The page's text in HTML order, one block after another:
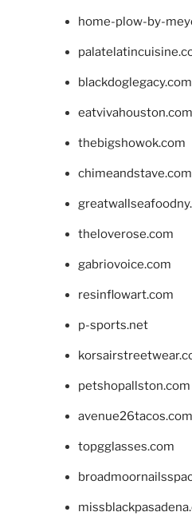
home-plow-by-
blackdoglegacy.com
eatvivahouston.com
thebigshowok.com
chimeandstave.com
theloverose.com
gabriovoice.com
resinflowart.com
p-sports.net
petshopallston.com
avenue26tacos.com
topgglasses.com